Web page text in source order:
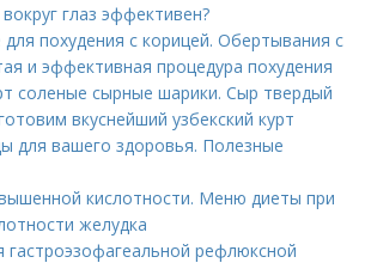
глаз эффективен?
похудения с корицей. Обертывания с
и эффективная процедура похудения
соленые сырные шарики. Сыр твердый
вкуснейший узбекский курт
для вашего здоровья. Полезные
кислотности. Меню диеты при
желудка
гастроэзофагеальной рефлюксной